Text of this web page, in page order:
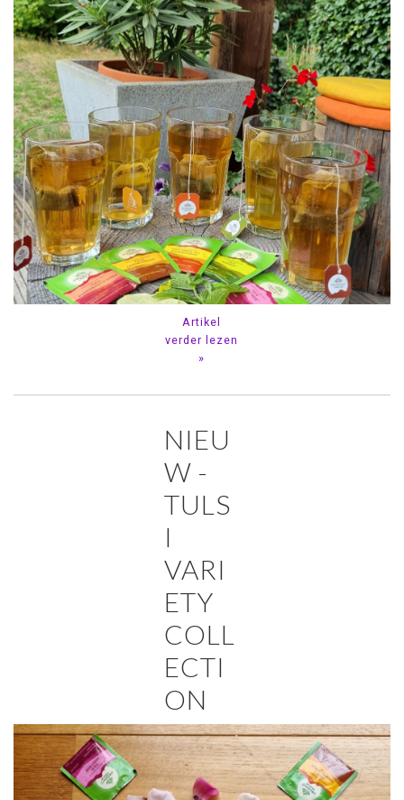
Artikel
verder lezen
»
NIEU
W -
TULS
I
VARI
ETY
COLL
ECTI
ON